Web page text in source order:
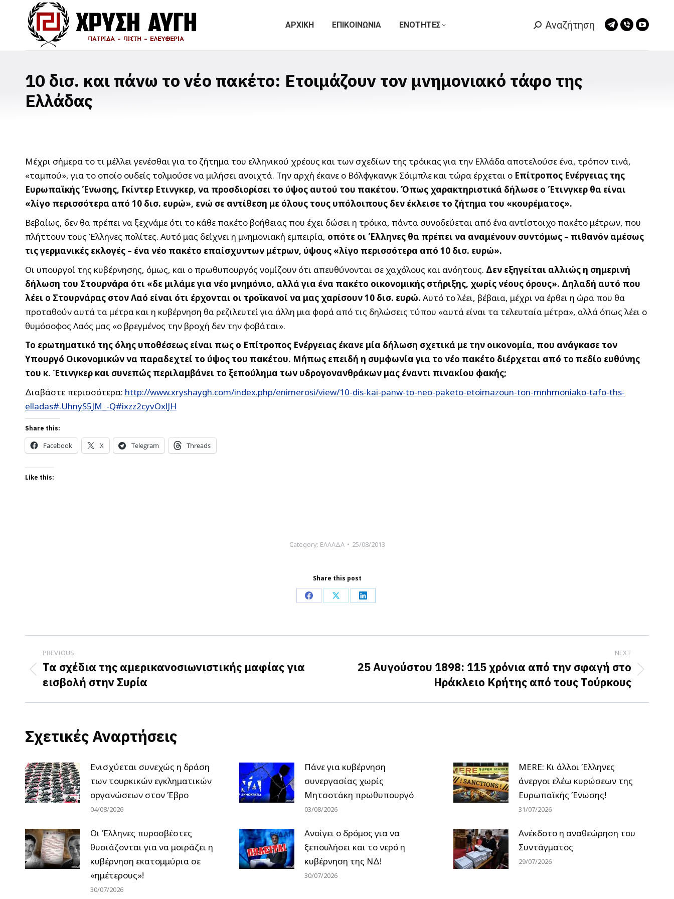
ΑΡΧΙΚΗ ΕΠΙΚΟΙΝΩΝΙΑ ΕΝΟΤΗΤΕΣ Search:
Αναζήτηση
Telegram
Viber
10 δισ. και πάνω το νέο πακέτο: Ετοιμάζουν τον μνημονιακό τάφο της
Ελλάδας
Μέχρι σήμερα το τι μέλλει γενέσθαι για το ζήτημα του ελληνικού χρέους και των σχεδίων της τρόικας για την Ελλάδα αποτελούσε ένα, τρόπον τινά,
«ταμπού», για το οποίο ουδείς τολμούσε να μιλήσει ανοιχτά. Την αρχή έκανε ο Βόλφγκανγκ Σόιμπλε και τώρα έρχεται ο Επίτροπος Ενέργειας της
Ευρωπαϊκής Ένωσης, Γκίντερ Ετινγκερ, να προσδιορίσει το ύψος αυτού του πακέτου. Όπως χαρακτηριστικά δήλωσε ο Έτινγκερ θα είναι
«λίγο περισσότερα από 10 δισ. ευρώ», ενώ σε αντίθεση με όλους τους υπόλοιπους δεν έκλεισε το ζήτημα του «κουρέματος».
Βεβαίως, δεν θα πρέπει να ξεχνάμε ότι το κάθε πακέτο βοήθειας που έχει δώσει η τρόικα, πάντα συνοδεύεται από ένα αντίστοιχο πακέτο μέτρων, που
πλήττουν τους Έλληνες πολίτες. Αυτό μας δείχνει η μνημονιακή εμπειρία, οπότε οι Έλληνες θα πρέπει να αναμένουν συντόμως – πιθανόν αμέσως
τις γερμανικές εκλογές – ένα νέο πακέτο επαίσχυντων μέτρων, ύψους «λίγο περισσότερα από 10 δισ. ευρώ».
Οι υπουργοί της κυβέρνησης, όμως, και ο πρωθυπουργός νομίζουν ότι απευθύνονται σε χαχόλους και ανόητους. Δεν εξηγείται αλλιώς η σημερινή
δήλωση του Στουρνάρα ότι «δε μιλάμε για νέο μνημόνιο, αλλά για ένα πακέτο οικονομικής στήριξης, χωρίς νέους όρους». Δηλαδή αυτό που
λέει ο Στουρνάρας στον Λαό είναι ότι έρχονται οι τροϊκανοί να μας χαρίσουν 10 δισ. ευρώ. Αυτό το λέει, βέβαια, μέχρι να έρθει η ώρα που θα
προταθούν αυτά τα μέτρα και η κυβέρνηση θα ρεζιλευτεί για άλλη μια φορά από τις δηλώσεις τύπου «αυτά είναι τα τελευταία μέτρα», αλλά όπως λέει ο
θυμόσοφος Λαός μας «ο βρεγμένος την βροχή δεν την φοβάται».
Το ερωτηματικό της όλης υποθέσεως είναι πως ο Επίτροπος Ενέργειας έκανε μία δήλωση σχετικά με την οικονομία, που ανάγκασε τον
Υπουργό Οικονομικών να παραδεχτεί το ύψος του πακέτου. Μήπως επειδή η συμφωνία για το νέο πακέτο διέρχεται από το πεδίο ευθύνης
του κ. Έτινγκερ και συνεπώς περιλαμβάνει το ξεπούλημα των υδρογονανθράκων μας έναντι πινακίου φακής;
Διαβάστε περισσότερα: http://www.xryshaygh.com/index.php/enimerosi/view/10-dis-kai-panw-to-neo-paketo-etoimazoun-ton-mnhmoniako-tafo-ths-
elladas#.UhnyS5JM_-Q#ixzz2cyvOxlJH
Share this:
Facebook X Telegram Threads
Like this:
Category: ΕΛΛΑΔΑ 25/08/2013
Share this post
Share
Facebook
Share
X
Share
LinkedIn
Post
navigation
PREVIOUS
Previous
post:
Τα σχέδια της αμερικανοσιωνιστικής μαφίας για
εισβολή στην Συρία
NEXT
Next
25 Αυγούστου 1898: 115 χρόνια από την σφαγή στο
Ηράκλειο Κρήτης από τους Τούρκους
Σχετικές Αναρτήσεις
Ενισχύεται συνεχώς η δράση
των τουρκικών εγκληματικών
οργανώσεων στον Έβρο
04/08/2026
Πάνε για κυβέρνηση
συνεργασίας χωρίς
Μητσοτάκη πρωθυπουργό
03/08/2026
MERE: Κι άλλοι Έλληνες
άνεργοι ελέω κυρώσεων της
Ευρωπαϊκής Ένωσης!
31/07/2026
Οι Έλληνες πυροσβέστες
θυσιάζονται για να μοιράζει η
κυβέρνηση εκατομμύρια σε
«ημέτερους»!
30/07/2026
Ανοίγει ο δρόμος για να
ξεπουλήσει και το νερό η
κυβέρνηση της ΝΔ!
30/07/2026
Ανέκδοτο η αναθεώρηση του
Συντάγματος
29/07/2026